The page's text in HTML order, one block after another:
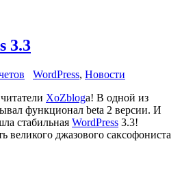
3.3
WordPress, Новости
XoZblogа! В одной из
функционал beta 2 версии. И
стабильная WordPress 3.3!
великого джазового саксофониста